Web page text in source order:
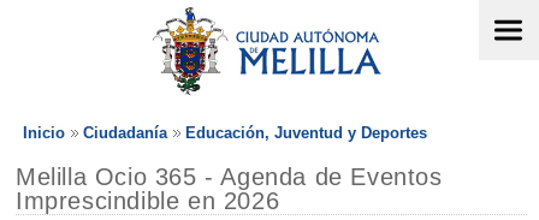
Inicio Ciudadanía Educación, Juventud y Deportes
Melilla Ocio 365 - Agenda de Eventos
Imprescindible en 2026